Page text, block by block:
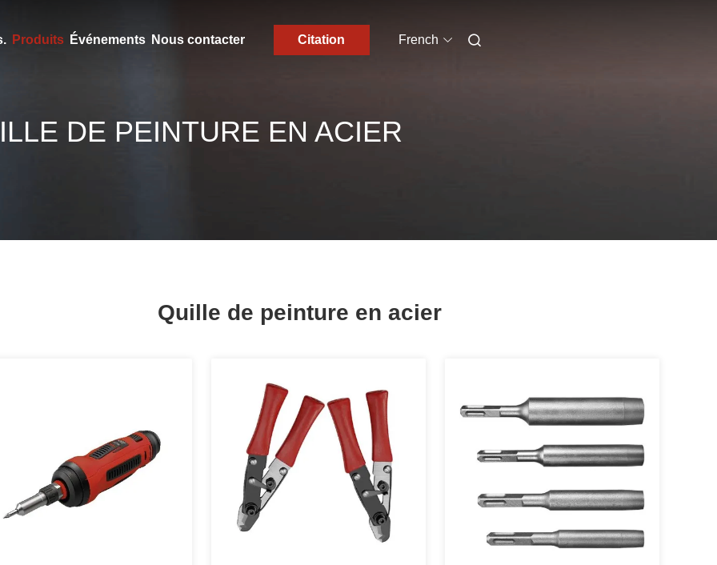
Produits Événements Nous contacter Citation French
DE PEINTURE EN ACIER
Quille de peinture en acier